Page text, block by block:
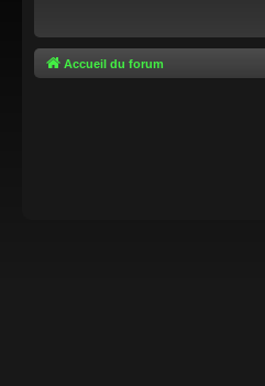
Accueil du forum